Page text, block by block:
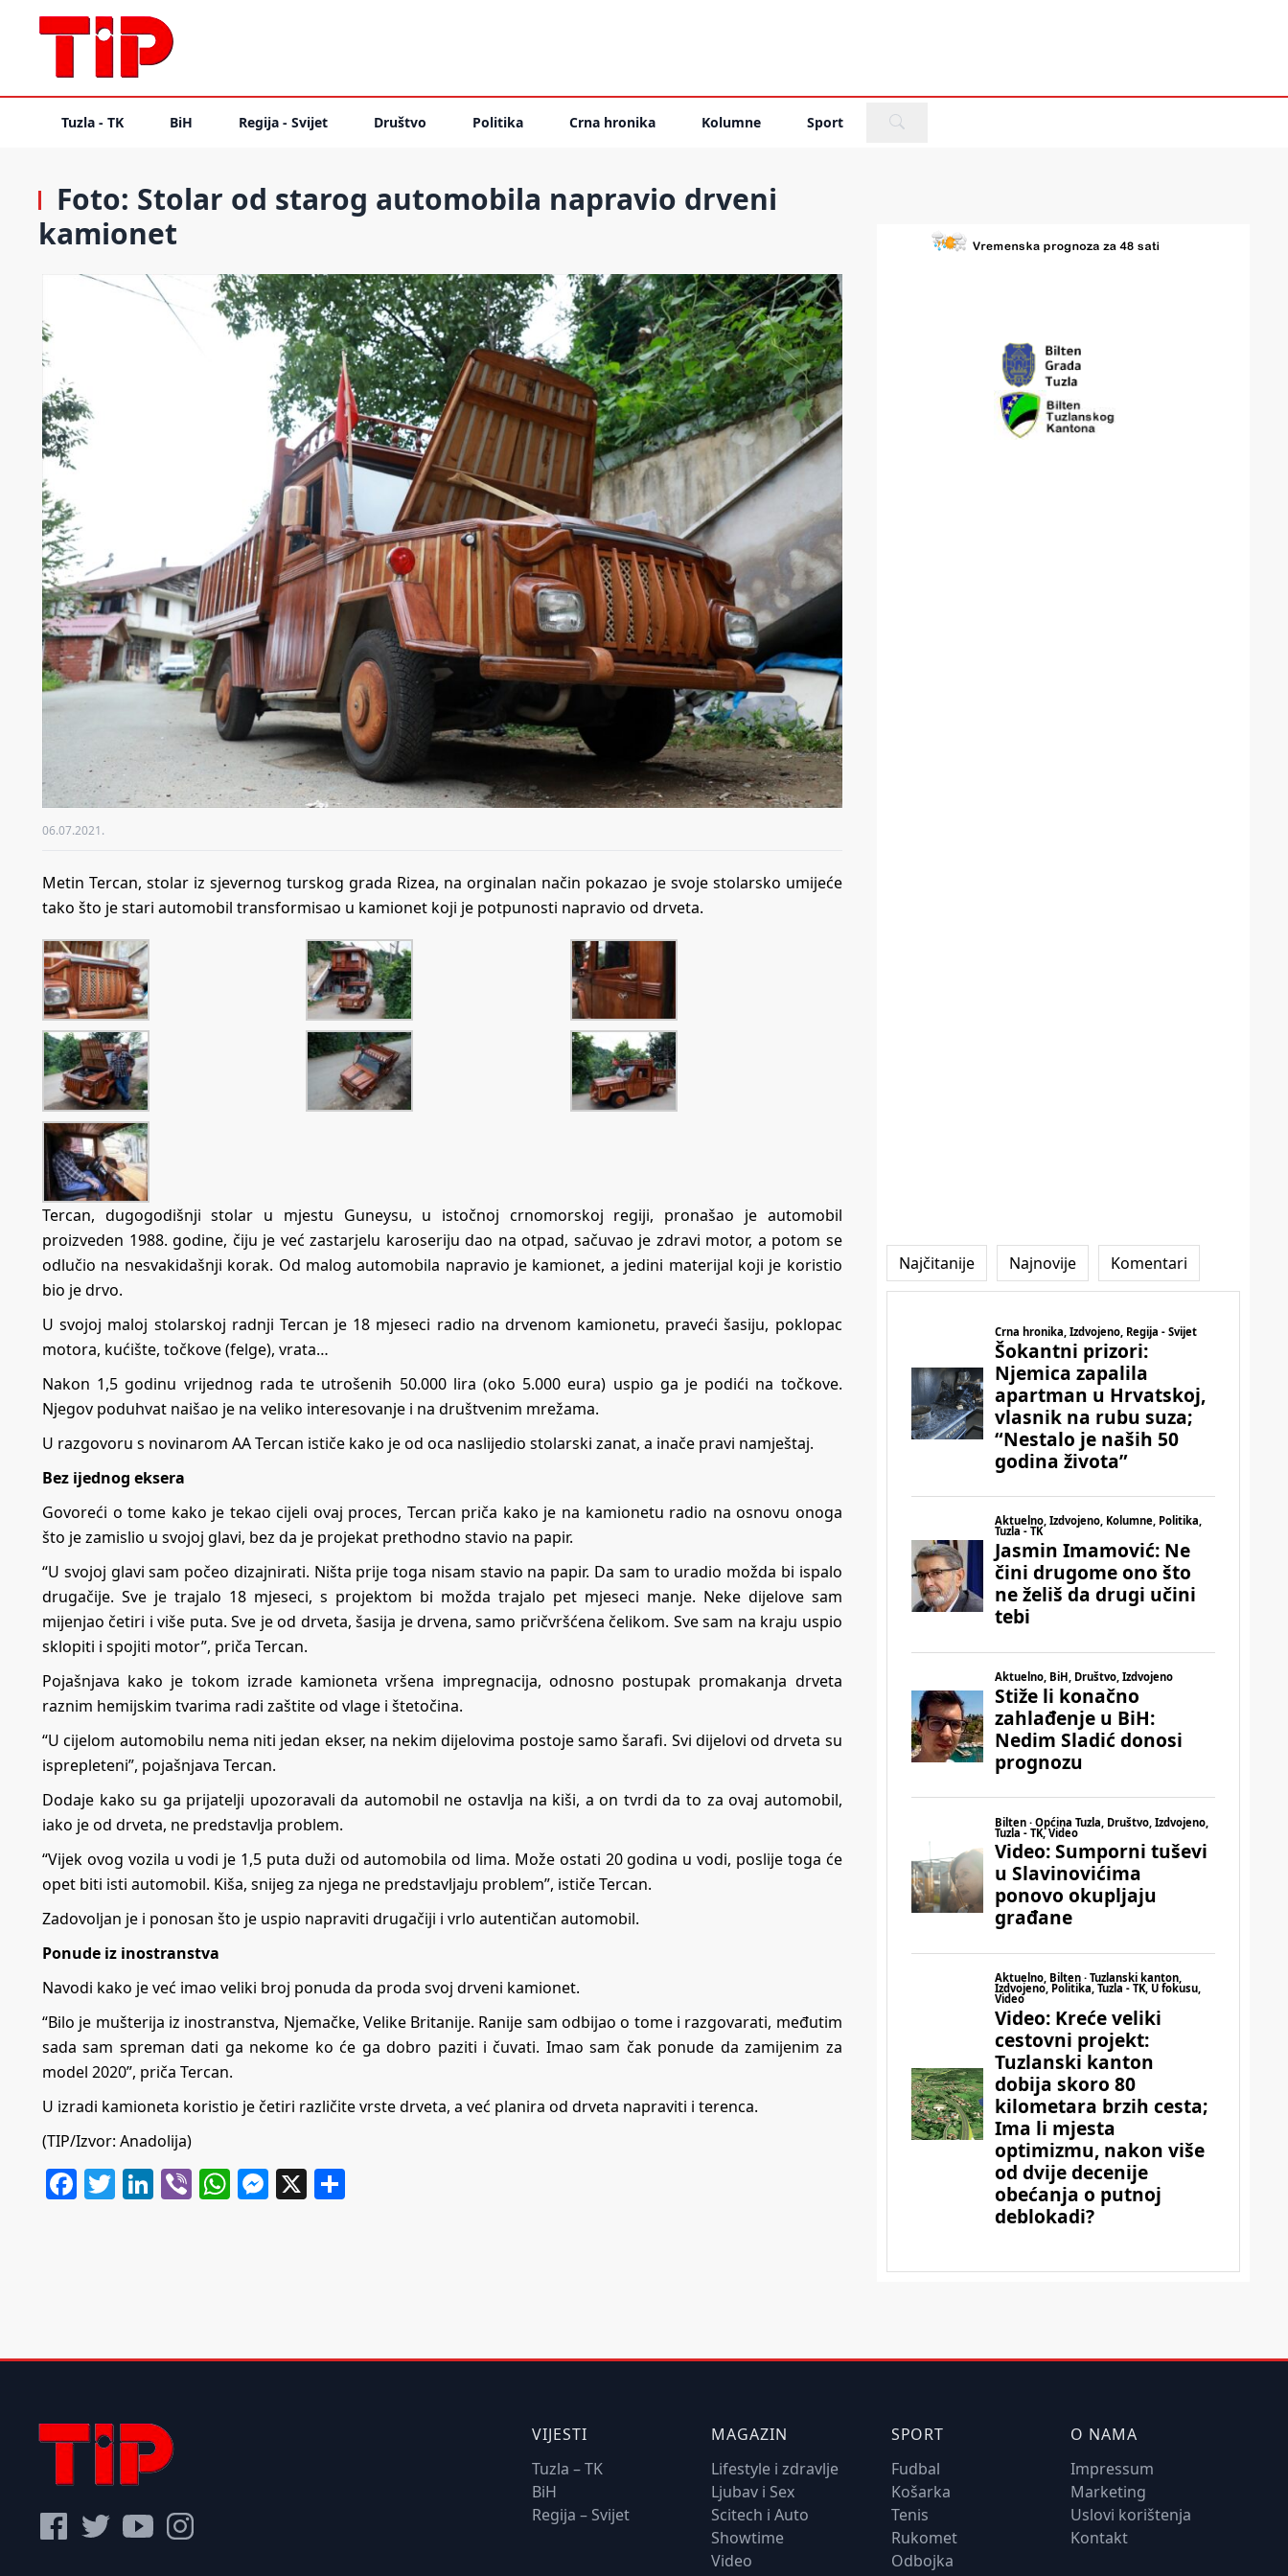
Tuzla - TK BiH Regija - Svijet Društvo Politika Crna hronika Kolumne Sport
Foto: Stolar od starog automobila napravio drveni
kamionet
06.07.2021.
Metin Tercan, stolar iz sjevernog turskog grada Rizea, na orginalan način pokazao je svoje stolarsko umijeće
tako što je stari automobil transformisao u kamionet koji je potpunosti napravio od drveta.
Tercan, dugogodišnji stolar u mjestu Guneysu, u istočnoj crnomorskoj regiji, pronašao je automobil
proizveden 1988. godine, čiju je već zastarjelu karoseriju dao na otpad, sačuvao je zdravi motor, a potom se
odlučio na nesvakidašnji korak. Od malog automobila napravio je kamionet, a jedini materijal koji je koristio
bio je drvo.
U svojoj maloj stolarskoj radnji Tercan je 18 mjeseci radio na drvenom kamionetu, praveći šasiju, poklopac
motora, kućište, točkove (felge), vrata…
Nakon 1,5 godinu vrijednog rada te utrošenih 50.000 lira (oko 5.000 eura) uspio ga je podići na točkove.
Njegov poduhvat naišao je na veliko interesovanje i na društvenim mrežama.
U razgovoru s novinarom AA Tercan ističe kako je od oca naslijedio stolarski zanat, a inače pravi namještaj.
Bez ijednog eksera
Govoreći o tome kako je tekao cijeli ovaj proces, Tercan priča kako je na kamionetu radio na osnovu onoga
što je zamislio u svojoj glavi, bez da je projekat prethodno stavio na papir.
“U svojoj glavi sam počeo dizajnirati. Ništa prije toga nisam stavio na papir. Da sam to uradio možda bi ispalo
drugačije. Sve je trajalo 18 mjeseci, s projektom bi možda trajalo pet mjeseci manje. Neke dijelove sam
mijenjao četiri i više puta. Sve je od drveta, šasija je drvena, samo pričvršćena čelikom. Sve sam na kraju uspio
sklopiti i spojiti motor”, priča Tercan.
Pojašnjava kako je tokom izrade kamioneta vršena impregnacija, odnosno postupak promakanja drveta
raznim hemijskim tvarima radi zaštite od vlage i štetočina.
“U cijelom automobilu nema niti jedan ekser, na nekim dijelovima postoje samo šarafi. Svi dijelovi od drveta su
isprepleteni”, pojašnjava Tercan.
Dodaje kako su ga prijatelji upozoravali da automobil ne ostavlja na kiši, a on tvrdi da to za ovaj automobil,
iako je od drveta, ne predstavlja problem.
“Vijek ovog vozila u vodi je 1,5 puta duži od automobila od lima. Može ostati 20 godina u vodi, poslije toga će
opet biti isti automobil. Kiša, snijeg za njega ne predstavljaju problem”, ističe Tercan.
Zadovoljan je i ponosan što je uspio napraviti drugačiji i vrlo autentičan automobil.
Ponude iz inostranstva
Navodi kako je već imao veliki broj ponuda da proda svoj drveni kamionet.
“Bilo je mušterija iz inostranstva, Njemačke, Velike Britanije. Ranije sam odbijao o tome i razgovarati, međutim
sada sam spreman dati ga nekome ko će ga dobro paziti i čuvati. Imao sam čak ponude da zamijenim za
model 2020”, priča Tercan.
U izradi kamioneta koristio je četiri različite vrste drveta, a već planira od drveta napraviti i terenca.
(TIP/Izvor: Anadolija)
Facebook
Twitter
LinkedIn
ViberWhatsApp
Messenger
X
Najčitanije Najnovije Komentari
VIJESTI
Tuzla – TK
BiH
Regija – Svijet
MAGAZIN
Lifestyle i zdravlje
Ljubav i Sex
Scitech i Auto
Showtime
Video
SPORT
Fudbal
Košarka
Tenis
Rukomet
Odbojka
O NAMA
Impressum
Marketing
Uslovi korištenja
Kontakt